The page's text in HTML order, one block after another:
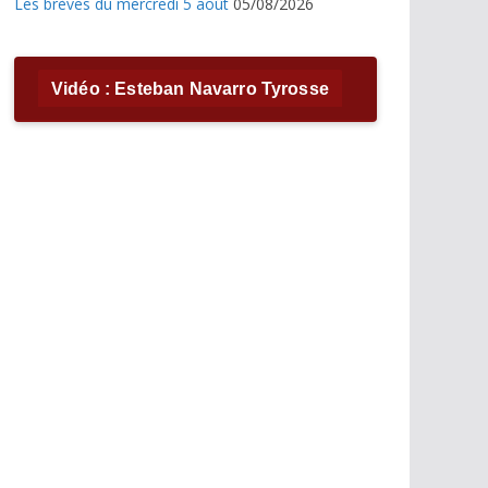
Vidéo : Esteban Navarro Tyrosse